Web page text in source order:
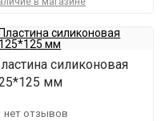
силиконовая
мм
нет отзывов